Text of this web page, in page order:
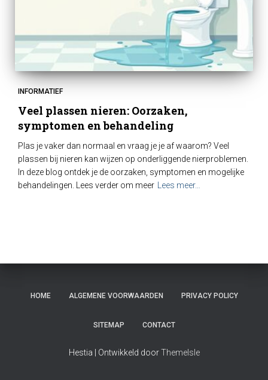
INFORMATIEF
Veel plassen nieren: Oorzaken,
symptomen en behandeling
Plas je vaker dan normaal en vraag je je af waarom? Veel
plassen bij nieren kan wijzen op onderliggende nierproblemen.
In deze blog ontdek je de oorzaken, symptomen en mogelijke
behandelingen. Lees verder om meer
Lees meer…
HOME ALGEMENE VOORWAARDEN PRIVACY POLICY
SITEMAP CONTACT
Hestia | Ontwikkeld doorThemeIsle